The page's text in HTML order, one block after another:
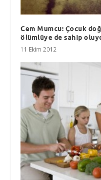
Cem Mumcu: Çocuk
ölümlüye de sahip
11 Ekim 2012